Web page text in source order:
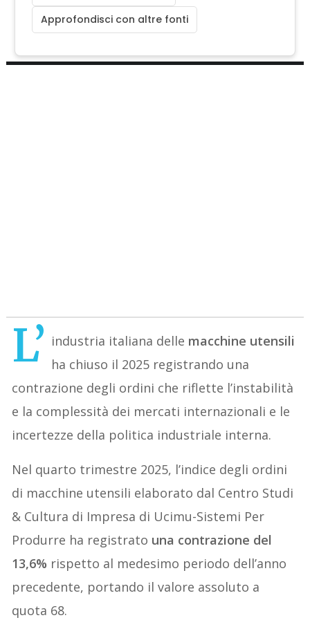
Approfondisci con altre fonti
L’ industria italiana delle macchine utensili
ha chiuso il 2025 registrando una
contrazione degli ordini che riflette l’instabilità
e la complessità dei mercati internazionali e le
incertezze della politica industriale interna.
Nel quarto trimestre 2025, l’indice degli ordini
di macchine utensili elaborato dal Centro Studi
& Cultura di Impresa di Ucimu-Sistemi Per
Produrre ha registrato una contrazione del
13,6% rispetto al medesimo periodo dell’anno
precedente, portando il valore assoluto a
quota 68.